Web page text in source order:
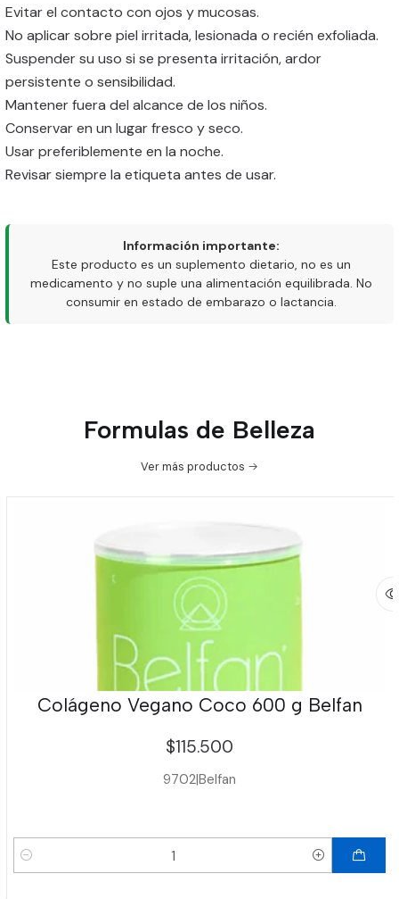
Evitar el contacto con ojos y mucosas.
No aplicar sobre piel irritada, lesionada o recién exfoliada.
Suspender su uso si se presenta irritación, ardor
persistente o sensibilidad.
Mantener fuera del alcance de los niños.
Conservar en un lugar fresco y seco.
Usar preferiblemente en la noche.
Revisar siempre la etiqueta antes de usar.
Información importante:
Este producto es un suplemento dietario, no es un
medicamento y no suple una alimentación equilibrada. No
consumir en estado de embarazo o lactancia.
Formulas de Belleza
Ver más productos
Colágeno Vegano Coco 600 g Belfan
$115.500
9702|Belfan
Cantidad